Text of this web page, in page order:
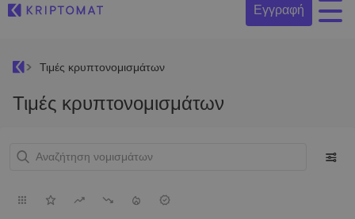
Εγγραφή
Τιμές κρυπτονομισμάτων
Τιμές κρυπτονομισμάτων